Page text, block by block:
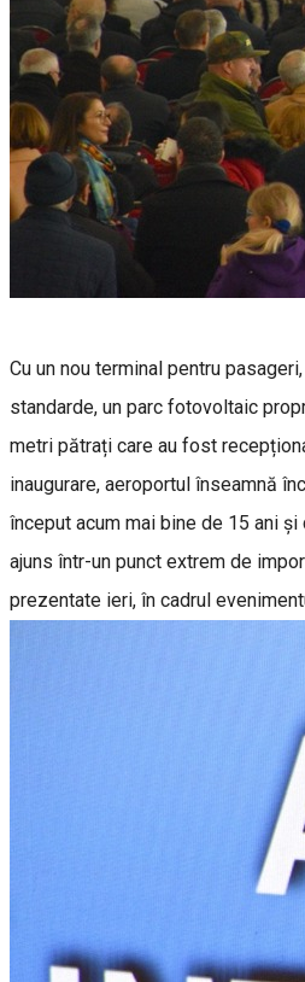
Cu un nou terminal pentru
standarde, un parc fotovoltaic
metri pătrați care au fost
inaugurare, aeroportul înseamnă
început acum mai bine de 15 ani
ajuns într-un punct extrem de
prezentate ieri, în cadrul